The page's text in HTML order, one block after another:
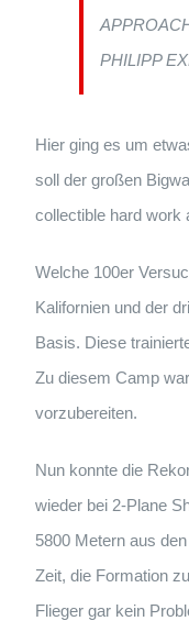
PHILIPP
Hier ging es um
soll der großen
collectible hard work
Welche 100er
Kalifornien und der
Basis. Diese
Zu diesem Camp
vorzubereiten.
Nun konnte die
wieder bei 2-Plane
5800 Metern aus
Zeit, die Formation
Flieger gar kein